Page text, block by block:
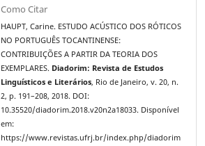
Como Citar
HAUPT, Carine. ESTUDO ACÚSTICO DOS RÓTICOS
NO PORTUGUÊS TOCANTINENSE:
CONTRIBUIÇÕES A PARTIR DA TEORIA DOS
EXEMPLARES. Diadorim: Revista de Estudos
Linguísticos e Literários, Rio de Janeiro, v. 20, n.
2, p. 191–208, 2018. DOI:
10.35520/diadorim.2018.v20n2a18033. Disponível
em:
https://www.revistas.ufrj.br/index.php/diadorim